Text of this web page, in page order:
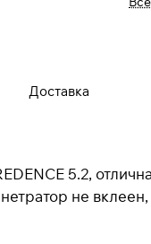
Доставка
5.2,
не
банка